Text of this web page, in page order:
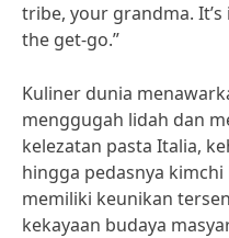
tribe, your grandma.
the get-go.”
Kuliner dunia
menggugah lidah dan
kelezatan pasta Italia,
hingga pedasnya
memiliki keunikan
kekayaan budaya